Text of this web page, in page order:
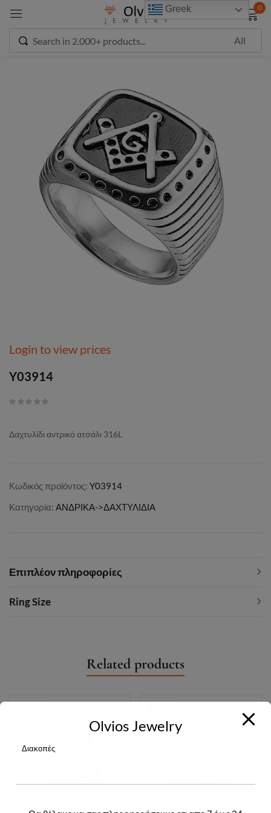
0
Login to view prices
Y03914
Δαχτυλίδι αντρικό ατσάλι 316L
Κωδικός προϊόντος: Y03914
Κατηγορία: ΑΝΔΡΙΚΑ->ΔΑΧΤΥΛΙΔΙΑ
Επιπλέον πληροφορίες
Ring Size
Related products
Greek
Sign in
Remember me Lost password?
LOG IN
CREATE AN ACCOUNT
modal-check
Olvios Jewelry
Διακοπές